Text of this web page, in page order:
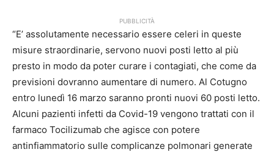
PUBBLICITÀ
“E’ assolutamente necessario essere celeri in queste
misure straordinarie, servono nuovi posti letto al più
presto in modo da poter curare i contagiati, che come da
previsioni dovranno aumentare di numero. Al Cotugno
entro lunedì 16 marzo saranno pronti nuovi 60 posti letto.
Alcuni pazienti infetti da Covid-19 vengono trattati con il
farmaco Tocilizumab che agisce con potere
antinfiammatorio sulle complicanze polmonari generate